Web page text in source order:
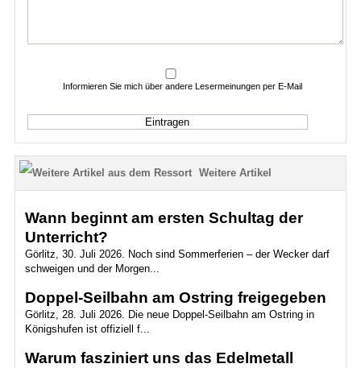
Informieren Sie mich über andere Lesermeinungen per E-Mail
Weitere Artikel
Wann beginnt am ersten Schultag der
Unterricht?
Görlitz, 30. Juli 2026. Noch sind Sommerferien – der Wecker darf
schweigen und der Morgen...
Doppel-Seilbahn am Ostring freigegeben
Görlitz, 28. Juli 2026. Die neue Doppel-Seilbahn am Ostring in
Königshufen ist offiziell f...
Warum fasziniert uns das Edelmetall